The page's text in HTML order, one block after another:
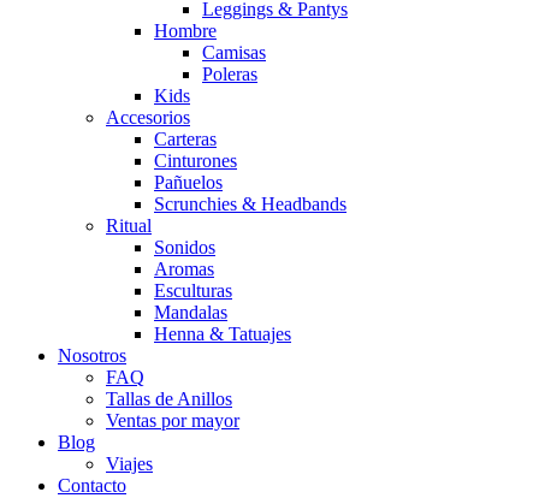
Leggings & Pantys
Hombre
Camisas
Poleras
Kids
Accesorios
Carteras
Cinturones
Pañuelos
Scrunchies & Headbands
Ritual
Sonidos
Aromas
Esculturas
Mandalas
Henna & Tatuajes
Nosotros
FAQ
Tallas de Anillos
Ventas por mayor
Blog
Viajes
Contacto